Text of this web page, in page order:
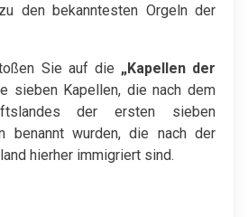
den bekanntesten Orgeln der
Sie auf die „Kapellen der
sieben Kapellen, die nach dem
der ersten sieben
benannt wurden, die nach der
hierher immigriert sind.